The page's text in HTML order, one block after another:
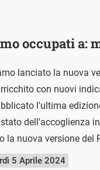
occupati a:
lanciato la nuova
con nuovi
l'ultima
dell'accoglienza
la nuova versione del
5 Aprile 2024